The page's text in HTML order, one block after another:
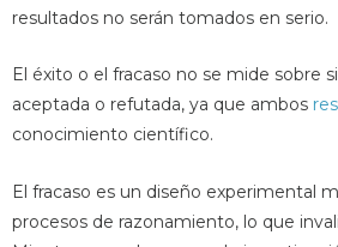
resultados no serán tomados en serio.
El éxito o el fracaso no se mide sobre
aceptada o refutada, ya que ambos
conocimiento científico.
El fracaso es un diseño experimental
procesos de razonamiento, lo que